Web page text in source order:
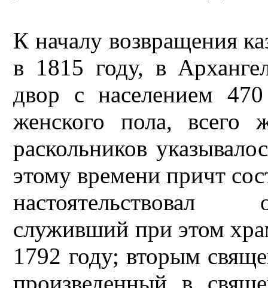
К началу возвращения
в 1815 году, в
двор с населением
женского пола,
раскольников
этому времени причт
служивший при этом
1792 году; вторым
произведенный в